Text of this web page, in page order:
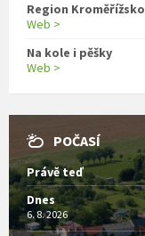
Region Kroměřížsko
Web >
Na kole i pěšky
Web >
POČASÍ
Právě teď
Dnes
6. 8. 2026